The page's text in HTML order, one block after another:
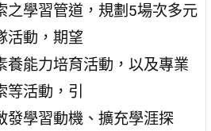
之學習管道，規劃5場次多元
活動，期望
養能力培育活動，以及專業
等活動，引
發學習動機、擴充學涯探